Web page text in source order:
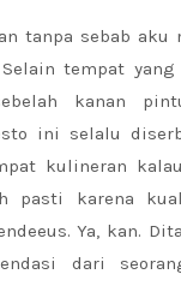
tanpa sebab
tempat
kanan
ini selalu
kulineran
pasti karena
Ya, kan.
dari